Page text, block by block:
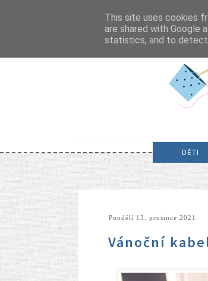
DĚTI
pondělí 13. prosince 2021
Vánoční
This site uses cookies
are shared with Google
statistics, and to detect